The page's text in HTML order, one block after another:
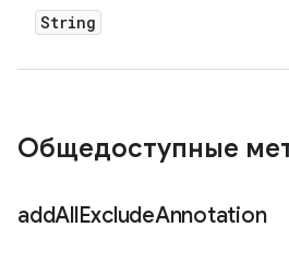
String
Общедоступные
addAllExcludeAnnotation